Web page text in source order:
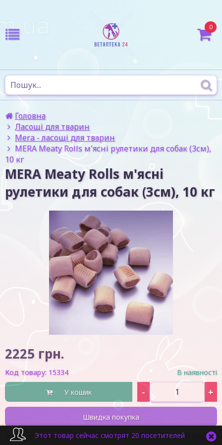
0
Головна
Ласощі для тварин
Mera - ласощі для тварин
MERA Meaty Rolls м'ясні рулетики для собак (3см),
10 кг
MERA Meaty Rolls м'ясні
рулетики для собак (3см), 10 кг
2225 грн.
Код товару: 15334 В наявності
У кошик - +
Швидка покупка
Знайшли дешевше? В обране
Этот товар сейчас смотрят 20 посетителей